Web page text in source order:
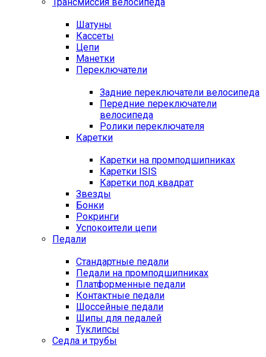
Шатуны
Кассеты
Цепи
Манетки
Переключатели
Задние переключатели велосипеда
Передние переключатели
велосипеда
Ролики переключателя
Каретки
Каретки на промподшипниках
Каретки ISIS
Каретки под квадрат
Звезды
Бонки
Рокринги
Успокоители цепи
Педали
Стандартные педали
Педали на промподшипниках
Платформенные педали
Контактные педали
Шоссейные педали
Шипы для педалей
Туклипсы
Седла и трубы